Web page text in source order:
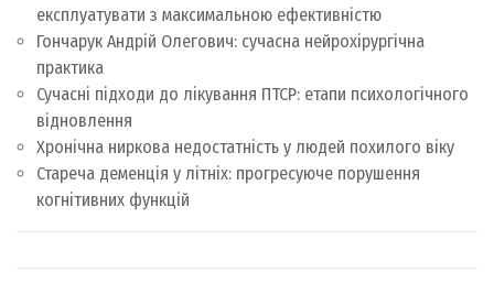
експлуатувати з максимальною ефективністю
Гончарук Андрій Олегович: сучасна нейрохірургічна
практика
Сучасні підходи до лікування ПТСР: етапи психологічного
відновлення
Хронічна ниркова недостатність у людей похилого віку
Стареча деменція у літніх: прогресуюче порушення
когнітивних функцій